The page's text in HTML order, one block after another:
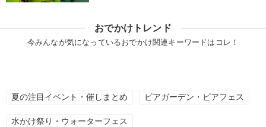
おでかけトレンド
今みんなが気になっているおでかけ関連キーワードはコレ！
夏の注目イベント・催しまとめ ビアガーデン・ビアフェス
水かけ祭り・ウォーターフェス